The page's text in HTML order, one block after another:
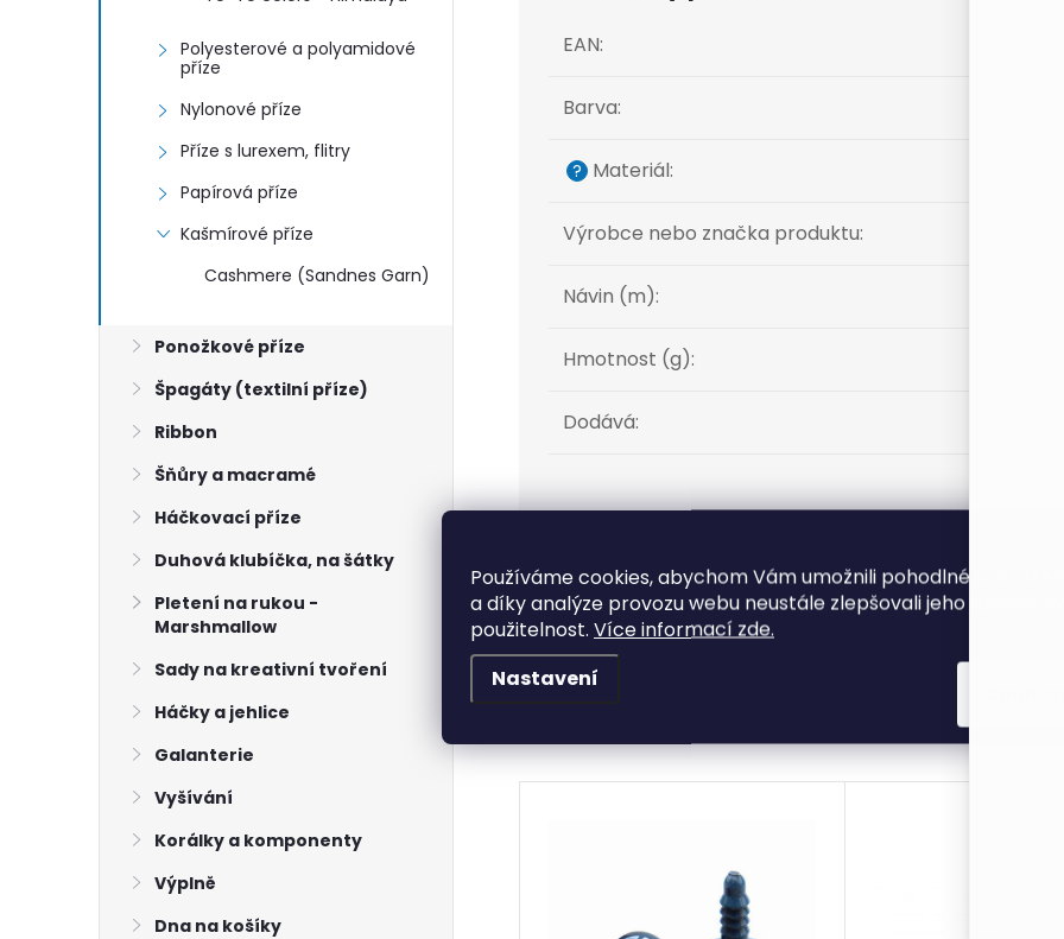
Používáme cookies, abychom Vám umožnili pohodlné prohlížení
a díky analýze provozu webu neustále zlepšovali jeho funkce,
použitelnost. Více informací zde.
Nastavení
Polyesterové a polyamidové
příze
Nylonové příze
Příze s lurexem, flitry
Papírová příze
Kašmírové příze
Cashmere (Sandnes Garn)
Ponožkové příze
Špagáty (textilní příze)
Ribbon
Šňůry a macramé
Háčkovací příze
Duhová klubíčka, na šátky
Pletení na rukou -
Marshmallow
Sady na kreativní tvoření
Háčky a jehlice
Galanterie
Vyšívání
Korálky a komponenty
Výplně
Dna na košíky
EAN:
Barva:
? Materiál:
Výrobce nebo značka produktu:
Návin (m):
Hmotnost (g):
Dodává:
Příze Dolce (Yarn Art)
K tomuto produktu
–11 %